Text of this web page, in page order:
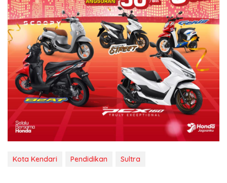
Kota Kendari Pendidikan Sultra